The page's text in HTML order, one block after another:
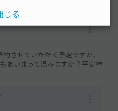
させていただく予定ですが、
あいまって混みますか？平安神
じる